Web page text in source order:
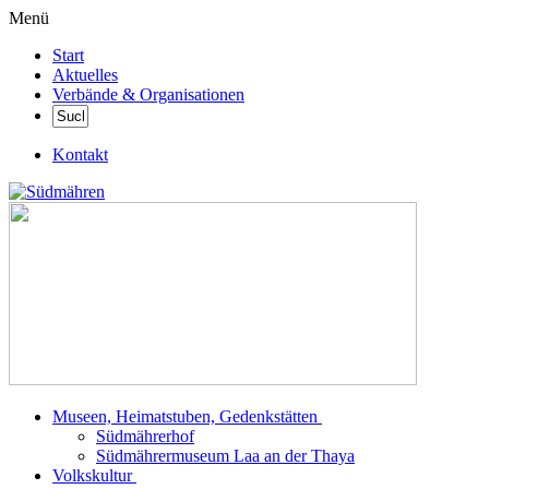
Menü
Start
Aktuelles
Verbände & Organisationen
Kontakt
Museen, Heimatstuben, Gedenkstätten
Südmährerhof
Südmährermuseum Laa an der Thaya
Volkskultur